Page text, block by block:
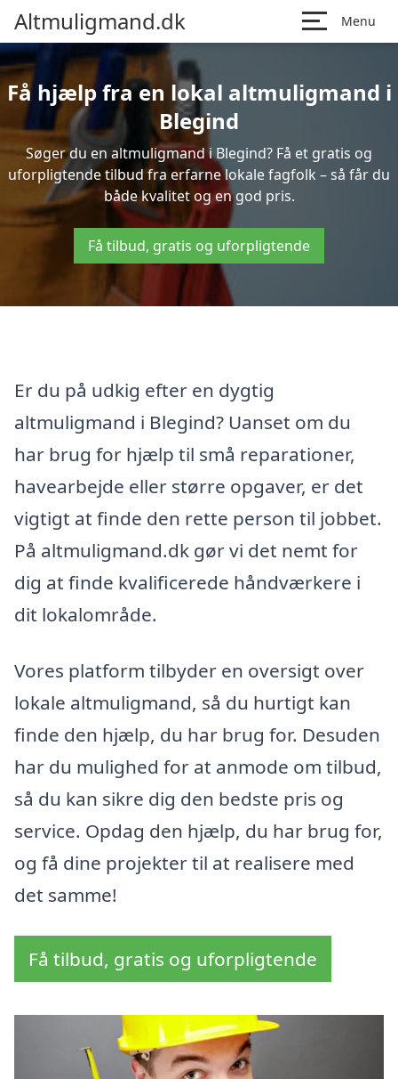
Altmuligmand.dk Menu
Få hjælp fra en lokal altmuligmand i
Blegind
Søger du en altmuligmand i Blegind? Få et gratis og
uforpligtende tilbud fra erfarne lokale fagfolk – så får du
både kvalitet og en god pris.
Få tilbud, gratis og uforpligtende
Er du på udkig efter en dygtig
altmuligmand i Blegind? Uanset om du
har brug for hjælp til små reparationer,
havearbejde eller større opgaver, er det
vigtigt at finde den rette person til jobbet.
På altmuligmand.dk gør vi det nemt for
dig at finde kvalificerede håndværkere i
dit lokalområde.
Vores platform tilbyder en oversigt over
lokale altmuligmand, så du hurtigt kan
finde den hjælp, du har brug for. Desuden
har du mulighed for at anmode om tilbud,
så du kan sikre dig den bedste pris og
service. Opdag den hjælp, du har brug for,
og få dine projekter til at realisere med
det samme!
Få tilbud, gratis og uforpligtende